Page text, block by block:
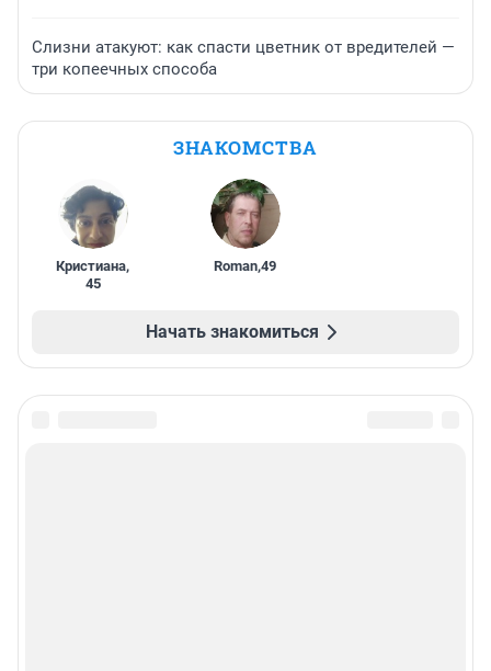
Слизни атакуют: как спасти цветник от вредителей —
три копеечных способа
ЗНАКОМСТВА
Кристиана,
45
Roman,49
Начать знакомиться